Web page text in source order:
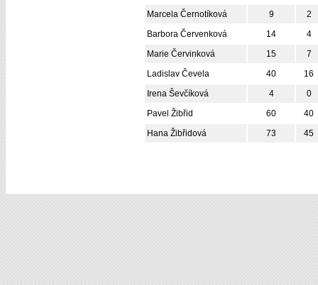
Marcela Černotíková
9
2
Barbora Červenková
14
4
Marie Červinková
15
7
Ladislav Čevela
40
16
Irena Ševčíková
4
0
Pavel Žibřid
60
40
Hana Žibřidová
73 45